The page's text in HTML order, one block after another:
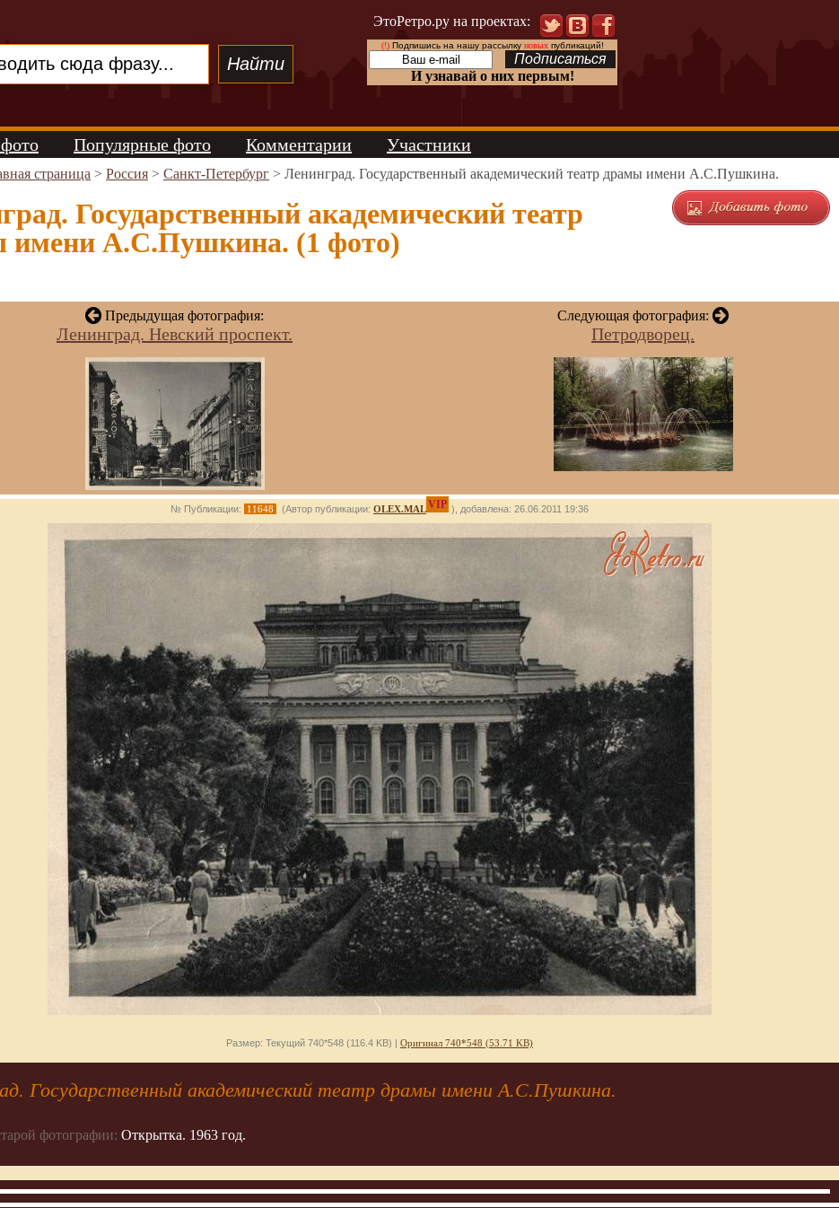
ЭтоРетро.ру на проектах:
(!)Подпишись на нашу рассылку новыхпубликаций!
И узнавай о них первым!
Популярные фото Комментарии Участники
страница > Россия > Санкт-Петербург > Ленинград. Государственный академический театр драмы имени А.С.Пушкина.
Государственный академический театр
имени А.С.Пушкина. (1 фото)
Предыдущая фотография:
Ленинград. Невский проспект.
Следующая фотография:
Петродворец.
№ Публикации: 11648 (Автор публикации: OLEX.MALVIP ), добавлена: 26.06.2011 19:36
Размер: Текущий 740*548 (116.4 KB) | Оригинал 740*548 (53.71 KB)
Государственный академический театр драмы имени А.С.Пушкина.
фотографии: Открытка. 1963 год.